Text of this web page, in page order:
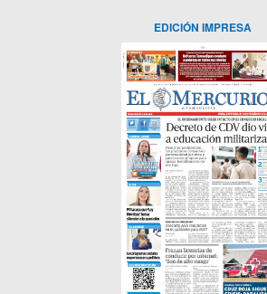
EDICIÓN IMPRESA